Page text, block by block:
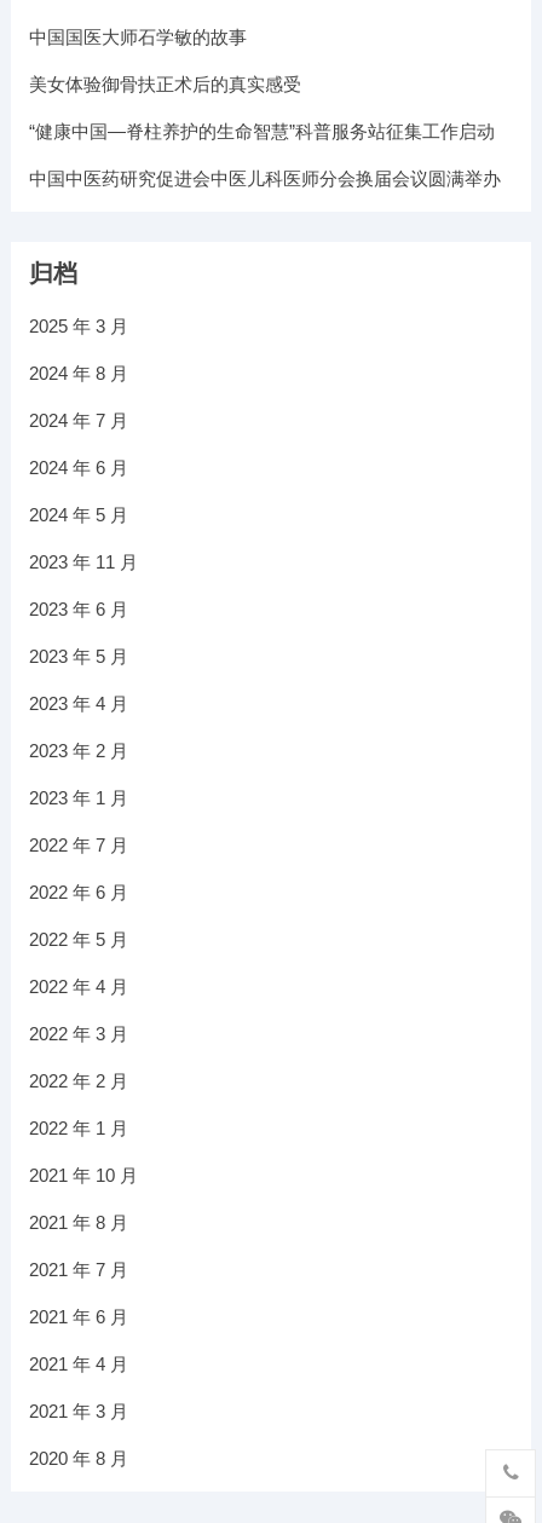
中国国医大师石学敏的故事
美女体验御骨扶正术后的真实感受
“健康中国—脊柱养护的生命智慧”科普服务站征集工作启动
中国中医药研究促进会中医儿科医师分会换届会议圆满举办
归档
2025 年 3 月
2024 年 8 月
2024 年 7 月
2024 年 6 月
2024 年 5 月
2023 年 11 月
2023 年 6 月
2023 年 5 月
2023 年 4 月
2023 年 2 月
2023 年 1 月
2022 年 7 月
2022 年 6 月
2022 年 5 月
2022 年 4 月
2022 年 3 月
2022 年 2 月
2022 年 1 月
2021 年 10 月
2021 年 8 月
2021 年 7 月
2021 年 6 月
2021 年 4 月
2021 年 3 月
2020 年 8 月